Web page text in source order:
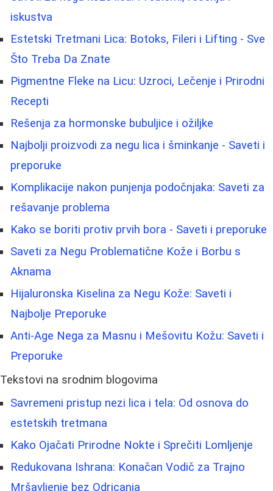
iskustva
Estetski Tretmani Lica: Botoks, Fileri i Lifting - Sve
Što Treba Da Znate
Pigmentne Fleke na Licu: Uzroci, Lečenje i Prirodni
Recepti
Rešenja za hormonske bubuljice i ožiljke
Najbolji proizvodi za negu lica i šminkanje - Saveti i
preporuke
Komplikacije nakon punjenja podočnjaka: Saveti za
rešavanje problema
Kako se boriti protiv prvih bora - Saveti i preporuke
Saveti za Negu Problematične Kože i Borbu s
Aknama
Hijaluronska Kiselina za Negu Kože: Saveti i
Najbolje Preporuke
Anti-Age Nega za Masnu i Mešovitu Kožu: Saveti i
Preporuke
Tekstovi na srodnim blogovima
Savremeni pristup nezi lica i tela: Od osnova do
estetskih tretmana
Kako Ojačati Prirodne Nokte i Sprečiti Lomljenje
Redukovana Ishrana: Konačan Vodič za Trajno
Mršavljenje bez Odricanja